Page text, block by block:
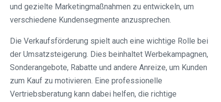
und gezielte Marketingmaßnahmen zu entwickeln, um
verschiedene Kundensegmente anzusprechen.
Die Verkaufsförderung spielt auch eine wichtige Rolle bei
der Umsatzsteigerung. Dies beinhaltet Werbekampagnen,
Sonderangebote, Rabatte und andere Anreize, um Kunden
zum Kauf zu motivieren. Eine professionelle
Vertriebsberatung kann dabei helfen, die richtige